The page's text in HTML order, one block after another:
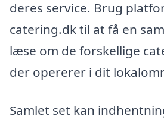
deres service. Brug
catering.dk til at få en
læse om de forskellige
der opererer i dit
Samlet set kan